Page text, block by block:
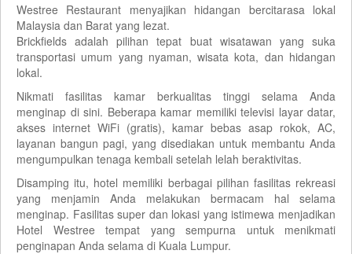
Westree Restaurant menyajikan hidangan bercitarasa lokal
Malaysia dan Barat yang lezat.
Brickfields adalah pilihan tepat buat wisatawan yang suka
transportasi umum yang nyaman, wisata kota, dan hidangan
lokal.
Nikmati fasilitas kamar berkualitas tinggi selama Anda
menginap di sini. Beberapa kamar memiliki televisi layar datar,
akses internet WiFi (gratis), kamar bebas asap rokok, AC,
layanan bangun pagi, yang disediakan untuk membantu Anda
mengumpulkan tenaga kembali setelah lelah beraktivitas.
Disamping itu, hotel memiliki berbagai pilihan fasilitas rekreasi
yang menjamin Anda melakukan bermacam hal selama
menginap. Fasilitas super dan lokasi yang istimewa menjadikan
Hotel Westree tempat yang sempurna untuk menikmati
penginapan Anda selama di Kuala Lumpur.